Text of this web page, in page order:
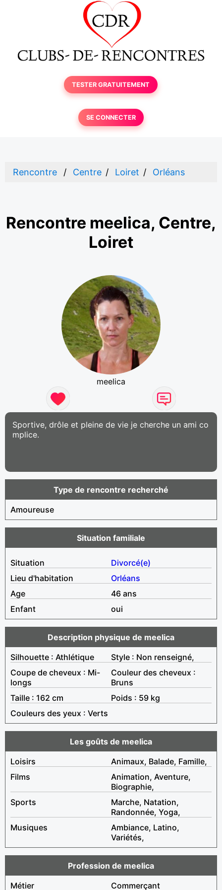
TESTER GRATUITEMENT
SE CONNECTER
Rencontre Centre Loiret Orléans
Rencontre meelica, Centre,
Loiret
meelica
Sportive, drôle et pleine de vie je cherche un ami co
mplice.
Type de rencontre recherché
Amoureuse
Situation familiale
Situation
Divorcé(e)
Lieu d'habitation
Orléans
Age
46 ans
Enfant
oui
Description physique de meelica
Silhouette : Athlétique
Style : Non renseigné,
Coupe de cheveux : Mi-
longs
Couleur des cheveux :
Bruns
Taille : 162 cm
Poids : 59 kg
Couleurs des yeux : Verts
Les goûts de meelica
Loisirs
Animaux, Balade, Famille,
Films
Animation, Aventure,
Biographie,
Sports
Marche, Natation,
Randonnée, Yoga,
Musiques
Ambiance, Latino,
Variétés,
Profession de meelica
Métier
Commerçant